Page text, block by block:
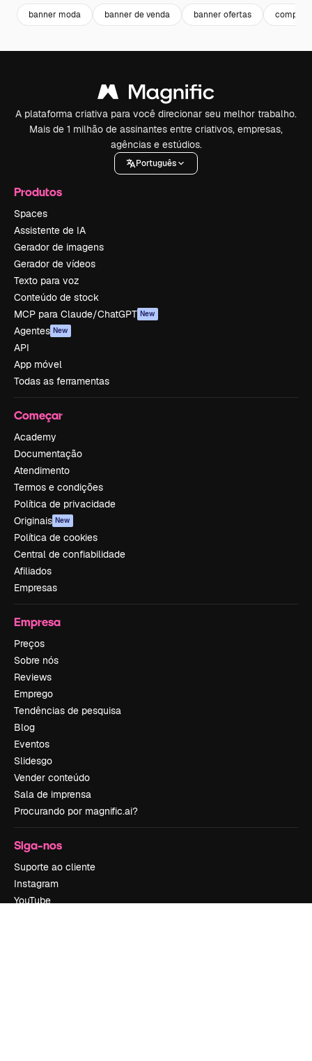
banner moda banner de venda banner ofertas compras
A plataforma criativa para você direcionar seu melhor trabalho.
Mais de 1 milhão de assinantes entre criativos, empresas,
agências e estúdios.
Português
Produtos
Spaces
Assistente de IA
Gerador de imagens
Gerador de vídeos
Texto para voz
Conteúdo de stock
MCP para Claude/ChatGPT New
Agentes New
API
App móvel
Todas as ferramentas
Começar
Academy
Documentação
Atendimento
Termos e condições
Política de privacidade
Originais New
Política de cookies
Central de confiabilidade
Afiliados
Empresas
Empresa
Preços
Sobre nós
Reviews
Emprego
Tendências de pesquisa
Blog
Eventos
Slidesgo
Vender conteúdo
Sala de imprensa
Procurando por magnific.ai?
Siga-nos
Suporte ao cliente
Instagram
YouTube